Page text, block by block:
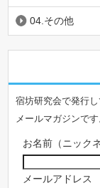
04.その他
宿坊研究会で発行
メールマガジンで
お名前（ニック
メールアドレス